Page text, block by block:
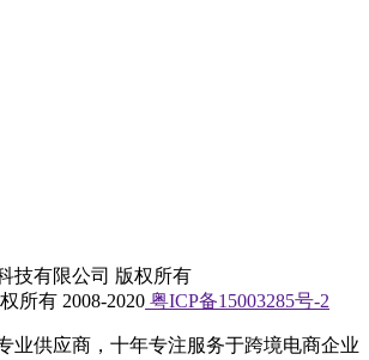
技有限公司 版权所有
所有 2008-2020 粤ICP备15003285号-2
业供应商，十年专注服务于跨境电商企业